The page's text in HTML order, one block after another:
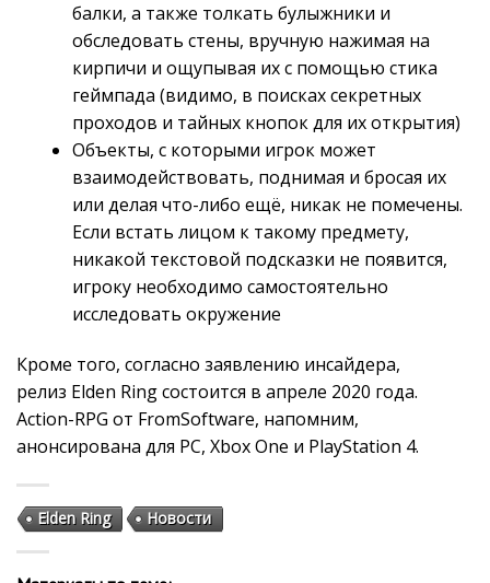
балки, а также толкать булыжники и
обследовать стены, вручную нажимая на
кирпичи и ощупывая их с помощью стика
геймпада (видимо, в поисках секретных
проходов и тайных кнопок для их открытия)
Объекты, с которыми игрок может
взаимодействовать, поднимая и бросая их
или делая что-либо ещё, никак не помечены.
Если встать лицом к такому предмету,
никакой текстовой подсказки не появится,
игроку необходимо самостоятельно
исследовать окружение
Кроме того, согласно заявлению инсайдера,
релиз Elden Ring состоится в апреле 2020 года.
Action-RPG от FromSoftware, напомним,
анонсирована для PC, Xbox One и PlayStation 4.
Elden Ring Новости